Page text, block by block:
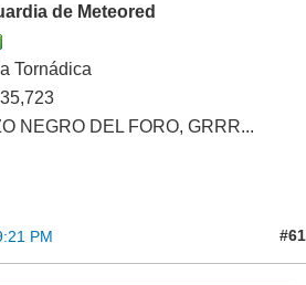
de Meteored
Tornádica
NEGRO DEL FORO, GRRR...
PM #61